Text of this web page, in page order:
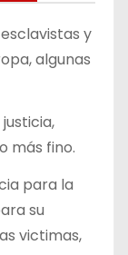
y
algunas
más fino.
para la
su
victimas,